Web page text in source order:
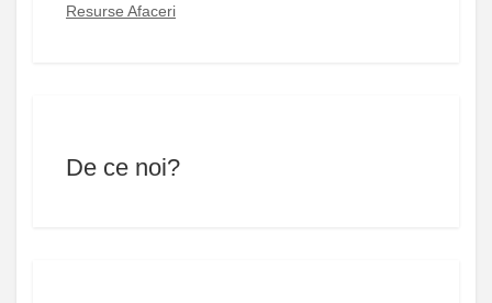
Resurse Afaceri
De ce noi?